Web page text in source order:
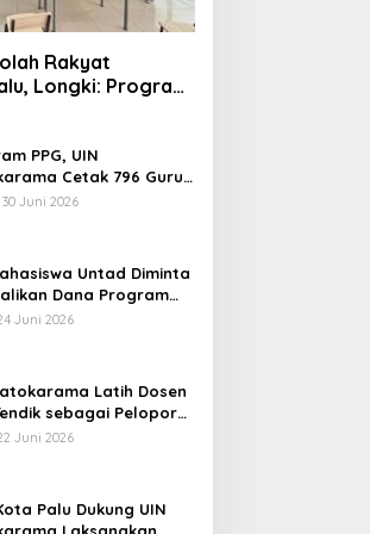
RUU
Kenaikan Gaji Kepala
Daerah
Rakyat
Longki: Program
Anak
PPG, UIN
Cetak 796 Guru
Juni 2026
Untad Diminta
Dana Program
Cerdas, Kadisdik
Juni 2026
Latih Dosen
sebagai Pelopor
Beragama
Juni 2026
Palu Dukung UIN